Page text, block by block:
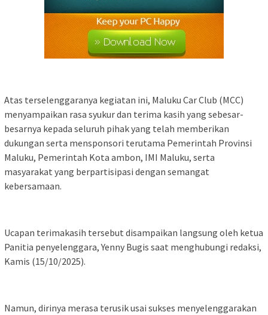
Atas terselenggaranya kegiatan ini, Maluku Car Club (MCC)
menyampaikan rasa syukur dan terima kasih yang sebesar-
besarnya kepada seluruh pihak yang telah memberikan
dukungan serta mensponsori terutama Pemerintah Provinsi
Maluku, Pemerintah Kota ambon, IMI Maluku, serta
masyarakat yang berpartisipasi dengan semangat
kebersamaan.
Ucapan terimakasih tersebut disampaikan langsung oleh ketua
Panitia penyelenggara, Yenny Bugis saat menghubungi redaksi,
Kamis (15/10/2025).
Namun, dirinya merasa terusik usai sukses menyelenggarakan